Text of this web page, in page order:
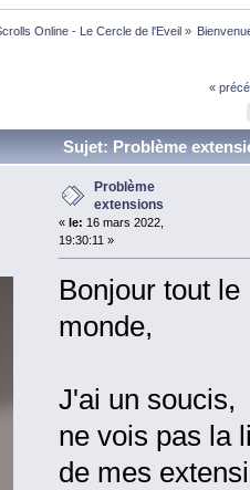
Online - Le Cercle de l'Eveil»
«
Sujet: Problème
Problème
extensions
« le: 16 mars 2022,
19:30:11 »
Bonjour tout le
monde,
J'ai un soucis,
ne vois pas la
de mes